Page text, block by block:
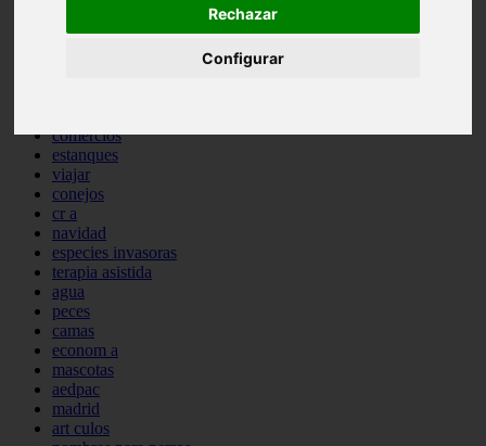
Rechazar
Configurar
ferias
comercios
estanques
viajar
conejos
cr a
navidad
especies invasoras
terapia asistida
agua
peces
camas
econom a
mascotas
aedpac
madrid
art culos